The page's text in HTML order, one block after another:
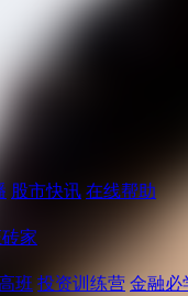
股市快讯 在线帮助
家
班 投资训练营 金融必